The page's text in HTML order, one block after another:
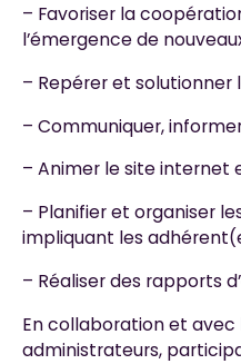
– Favoriser la
l’émergence de
– Repérer et solutionner
– Communiquer,
– Animer le site internet
– Planifier et organiser
impliquant les
– Réaliser des rapports
En collaboration et avec
administrateurs,